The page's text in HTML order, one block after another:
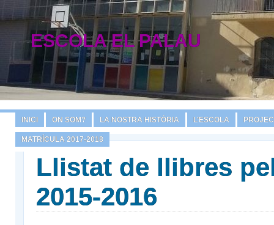
ESCOLA EL PALAU
INICI ON SOM? LA NOSTRA HISTÒRIA L’ESCOLA
MATRÍCULA 2017-2018
Llistat de llibres
2015-2016